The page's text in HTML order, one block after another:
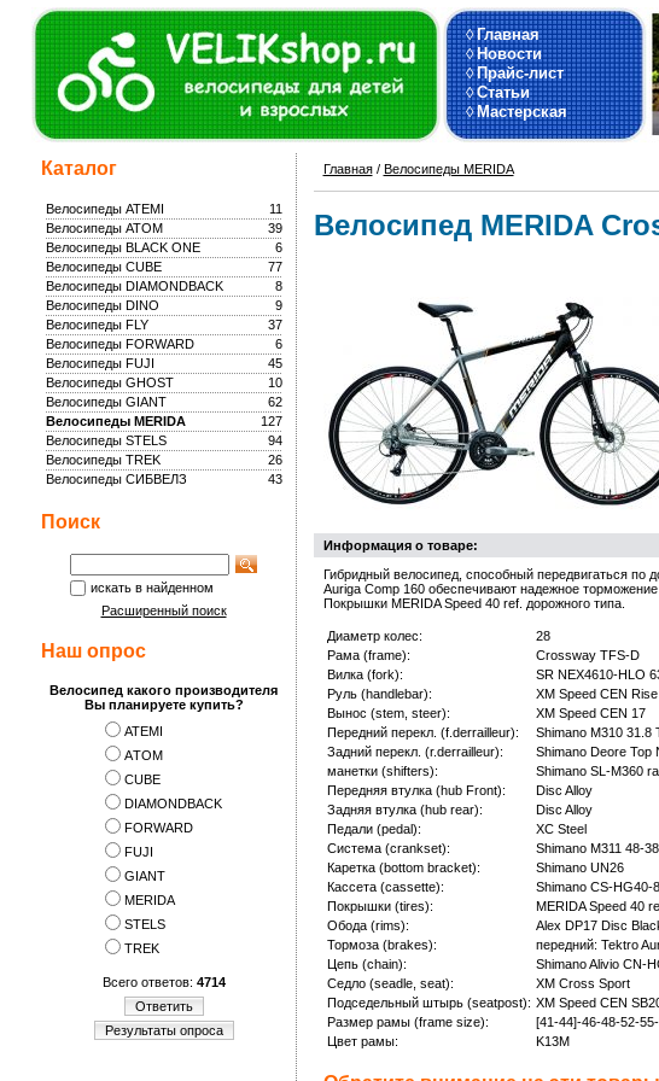
◊Главная
◊Новости
◊Прайс-лист
◊Статьи
◊Мастерская
Каталог
11
Велосипеды ATEMI
39
Велосипеды ATOM
6
Велосипеды BLACK ONE
77
Велосипеды CUBE
8
Велосипеды DIAMONDBACK
9
Велосипеды DINO
37
Велосипеды FLY
6
Велосипеды FORWARD
45
Велосипеды FUJI
10
Велосипеды GHOST
62
Велосипеды GIANT
127
Велосипеды MERIDA
94
Велосипеды STELS
26
Велосипеды TREK
43
Велосипеды СИБВЕЛЗ
Поиск
искать в найденном
Расширенный поиск
Наш опрос
Велосипед какого производителя
Вы планируете купить?
ATEMI
АTOM
CUBE
DIAMONDBACK
FORWARD
FUJI
GIANT
MERIDA
STELS
TREK
Всего ответов: 4714
Ответить
Результаты опроса
Главная/ Велосипеды MERIDA
Велосипед MERIDA
Информация о товаре:
Гибридный велосипед, способный передвигаться по
Auriga Comp 160 обеспечивают надежное
Покрышки MERIDA Speed 40 ref. дорожного типа.
Диаметр колес:
28
Рама (frame):
Crossway TFS-D
Вилка (fork):
SR NEX4610-HLO
Руль (handlebar):
XM Speed CEN
Вынос (stem, steer):
XM Speed CEN 17
Передний перекл. (f.derrailleur):
Shimano M310 31.8
Задний перекл. (r.derrailleur):
Shimano Deore Top
манетки (shifters):
Shimano SL-M360
Передняя втулка (hub Front):
Disc Alloy
Задняя втулка (hub rear):
Disc Alloy
Педали (pedal):
XC Steel
Система (crankset):
Shimano M311 48-
Каретка (bottom bracket):
Shimano UN26
Кассета (cassette):
Shimano CS-HG40-
Покрышки (tires):
MERIDA Speed 40
Обода (rims):
Alex DP17 Disc
Тормоза (brakes):
передний: Tektro
Цепь (chain):
Shimano Alivio CN-
Седло (seadle, seat):
XM Cross Sport
Подседельный штырь (seatpost): XM Speed CEN
Размер рамы (frame size):
[41-44]-46-48-52-
Цвет рамы:
K13M